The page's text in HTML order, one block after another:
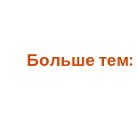
Больше тем: